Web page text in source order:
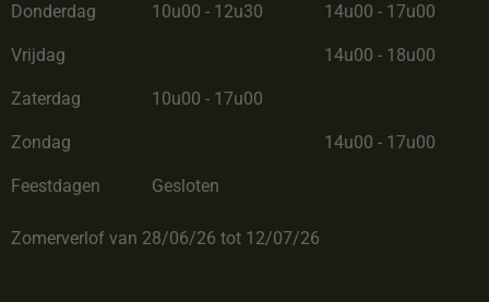
Donderdag 10u00 - 12u30 14u00 - 17u00
Vrijdag 14u00 - 18u00
Zaterdag 10u00 - 17u00
Zondag 14u00 - 17u00
Feestdagen Gesloten
Zomerverlof van 28/06/26 tot 12/07/26